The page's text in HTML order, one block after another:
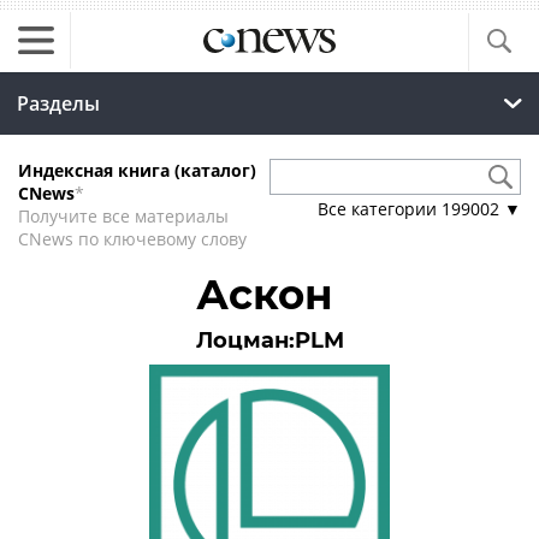
Разделы
Индексная книга (каталог)
CNews*
Получите все материалы
CNews по ключевому слову
Все категории 199002 ▼
Аскон
Лоцман:PLM